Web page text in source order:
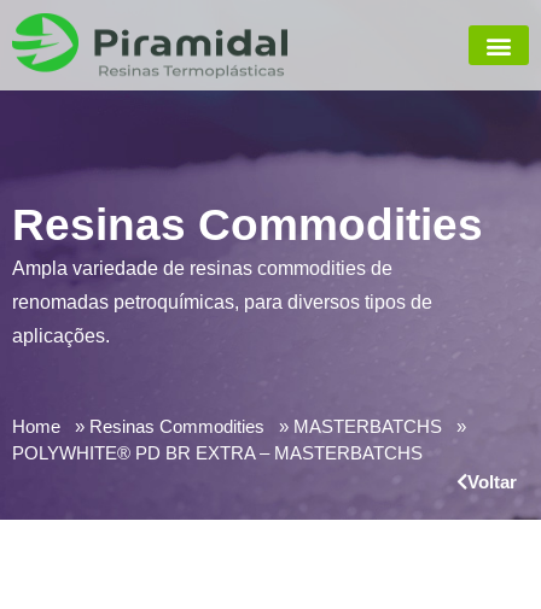
Resinas Commodities
Ampla variedade de resinas commodities de
renomadas petroquímicas, para diversos tipos de
aplicações.
Home Resinas Commodities
MASTERBATCHS
POLYWHITE® PD BR EXTRA – MASTERBATCHS
Voltar